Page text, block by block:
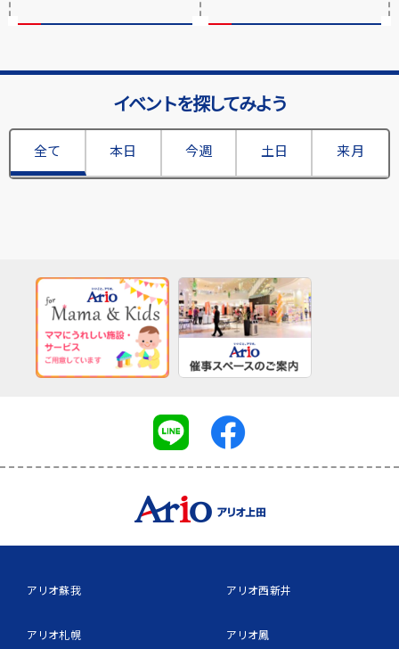
イベントを探してみよう
全て 本日 今週 土日 来月
アリオ蘇我
アリオ札幌
アリオ西新井
アリオ鳳